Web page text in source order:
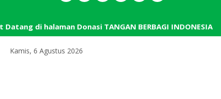
Kamis, 6 Agustus 2026
di halaman Donasi TANGAN BERBAGI INDONESIA